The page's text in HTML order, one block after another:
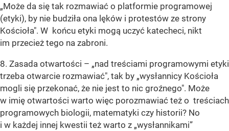
„Może da się tak rozmawiać o platformie programowej
(etyki), by nie budziła ona lęków i protestów ze strony
Kościoła". W końcu etyki mogą uczyć katecheci, nikt
im przecież tego na zabroni.
8. Zasada otwartości – „nad treściami programowymi etyki
trzeba otwarcie rozmawiać", tak by „wysłannicy Kościoła
mogli się przekonać, że nie jest to nic groźnego". Może
w imię otwartości warto więc porozmawiać też o treściach
programowych biologii, matematyki czy historii? No
i w każdej innej kwestii też warto z „wysłannikami”